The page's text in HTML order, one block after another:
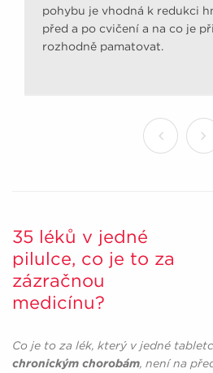
pohybu je vhodná k redukci
před a po cvičení a na co je
rozhodně pamatovat.
35 léků v jedné
pilulce, co je to za
zázračnou
medicínu?
Co je to za lék, který v jedné
chronickým chorobám, není na